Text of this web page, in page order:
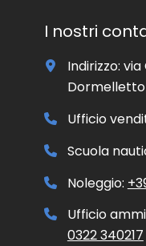
i
v
e
p
r
o
m
o
z
i
o
I nostri
Indirizzo:
Ufficio
Scuola
Noleggio:
Ufficio
0322 340217